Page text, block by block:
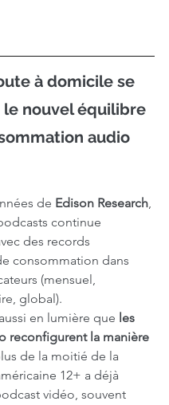
à domicile se
le nouvel équilibre
audio
de Edison Research
continue
des records
consommation dans
(mensuel,
global).
en lumière que les
reconfigurent la manière
de la moitié de la
12+ a déjà
vidéo, souvent